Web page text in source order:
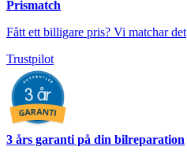
Prismatch
Fått ett billigare pris? Vi matchar det
Trustpilot
3 års garanti på din bilreparation